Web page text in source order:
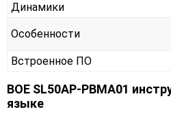
Динамики
Особенности
Встроенное ПО
BOE SL50AP-PBMA01
языке